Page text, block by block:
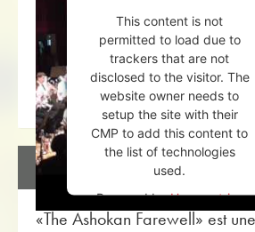
This content is not
permitted to load due to
trackers that are not
disclosed to the visitor. The
website owner needs to
setup the site with their
CMP to add this content to
the list of technologies
used.
Powered byUsercentrics
Consent Management
DESCRIPTION
«The Ashokan Farewell» est